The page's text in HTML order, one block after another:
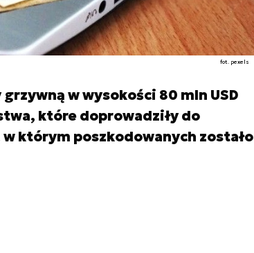
fot. pexels
w wysokości 80 mln USD
które doprowadziły do
którym poszkodowanych zostało